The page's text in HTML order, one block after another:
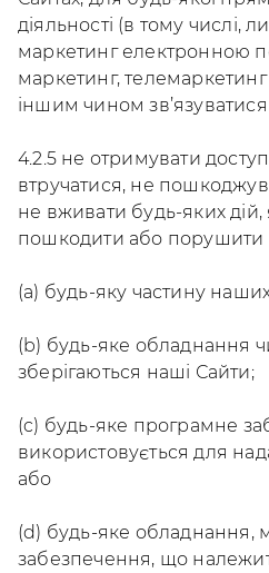
діяльності (в тому числі,
маркетинг електронною
маркетинг,
іншим чином
4.2.5 не отримувати
втручатися, не
не вживати будь-яких дій,
пошкодити або порушити
(a) будь-яку частину наших
(b) будь-яке обладнання
зберігаються наші Сайти;
(c) будь-яке програмне
використовується для
або
(d) будь-яке обладнання,
забезпечення, що